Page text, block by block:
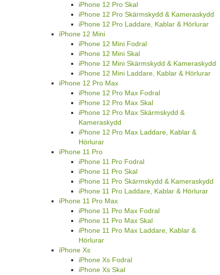
iPhone 12 Pro Skal
iPhone 12 Pro Skärmskydd & Kameraskydd
iPhone 12 Pro Laddare, Kablar & Hörlurar
iPhone 12 Mini
iPhone 12 Mini Fodral
iPhone 12 Mini Skal
iPhone 12 Mini Skärmskydd & Kameraskydd
iPhone 12 Mini Laddare, Kablar & Hörlurar
iPhone 12 Pro Max
iPhone 12 Pro Max Fodral
iPhone 12 Pro Max Skal
iPhone 12 Pro Max Skärmskydd &
Kameraskydd
iPhone 12 Pro Max Laddare, Kablar &
Hörlurar
iPhone 11 Pro
iPhone 11 Pro Fodral
iPhone 11 Pro Skal
iPhone 11 Pro Skärmskydd & Kameraskydd
iPhone 11 Pro Laddare, Kablar & Hörlurar
iPhone 11 Pro Max
iPhone 11 Pro Max Fodral
iPhone 11 Pro Max Skal
iPhone 11 Pro Max Laddare, Kablar &
Hörlurar
iPhone Xs
iPhone Xs Fodral
iPhone Xs Skal